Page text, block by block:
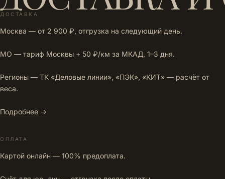
ДОСТАВКА
Москва — от 2 900 ₽, отгрузка на следующий день.
МО — тариф Москвы + 50 ₽/км за МКАД, 1–3 дня.
Регионы — ТК «Деловые линии», «ПЭК», «КИТ» — расчёт от
веса.
Подробнее →
ОПЛАТА
Картой онлайн — 100% предоплата.